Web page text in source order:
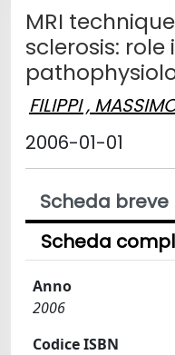
MRI
sclerosis: role
FILIPPI ,
2006-01-01
Scheda breve
Scheda
Anno
2006
Codice ISBN